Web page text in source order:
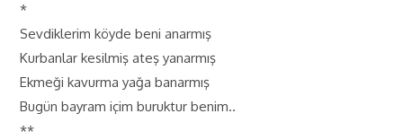
*
Sevdiklerim köyde beni anarmış
Kurbanlar kesilmiş ateş yanarmış
Ekmeği kavurma yağa banarmış
Bugün bayram içim buruktur benim..
**